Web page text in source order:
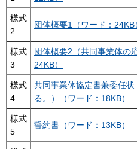
様式
2
団体概要1（ワード：24KB
様式
3
団体概要2（共同事業体の
24KB）
様式
4
共同事業体協定書兼委任
る。）（ワード：18KB）
様式
5
誓約書（ワード：13KB）